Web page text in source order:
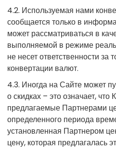
4.2. Используемая нами
сообщается только в
может рассматриваться в
выполняемой в режиме
не несет ответственности за
конвертации валют.
4.3. Иногда на Сайте может
о скидках – это означает,
предлагаемые Партнерами
определенного периода
установленная Партнером
цену, которая предлагалась